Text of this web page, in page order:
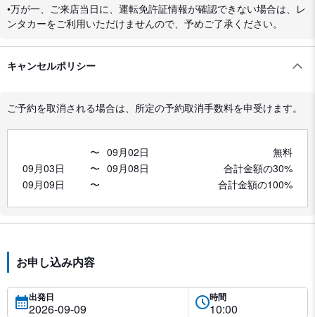
•万が一、ご来店当日に、運転免許証情報が確認できない場合は、レ
ンタカーをご利用いただけませんので、予めご了承ください。
キャンセルポリシー
ご予約を取消される場合は、所定の予約取消手数料を申受けます。
〜 09月02日
無料
09月03日
〜 09月08日
合計金額の30%
09月09日
〜 合計金額の100%
お申し込み内容
出発日 時間